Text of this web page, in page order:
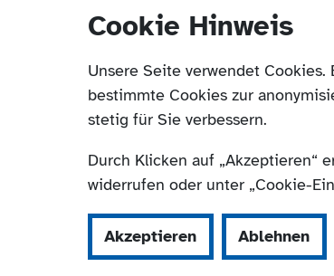
Cookie Hinweis
Unsere Seite verwendet
bestimmte Cookies zur
stetig für Sie verbessern.
Durch Klicken auf „Akzeptieren“
widerrufen oder unter „Cookie-
Akzeptieren Ablehnen